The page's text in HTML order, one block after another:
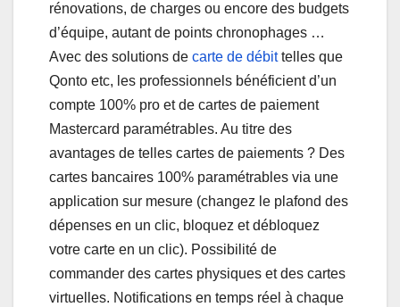
rénovations, de charges ou encore des budgets
d’équipe, autant de points chronophages …
Avec des solutions de carte de débittelles que
Qonto etc, les professionnels bénéficient d’un
compte 100% pro et de cartes de paiement
Mastercard paramétrables. Au titre des
avantages de telles cartes de paiements ? Des
cartes bancaires 100% paramétrables via une
application sur mesure (changez le plafond des
dépenses en un clic, bloquez et débloquez
votre carte en un clic). Possibilité de
commander des cartes physiques et des cartes
virtuelles. Notifications en temps réel à chaque